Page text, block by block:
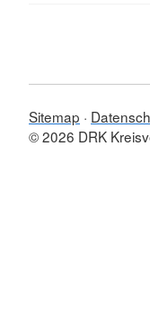
Sitemap
© 2026 DRK